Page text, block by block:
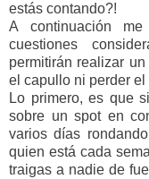
estás contando?!
A continuación
cuestiones
permitirán realizar
el capullo ni perder
Lo primero, es que
sobre un spot en
varios días
quien está cada
traigas a nadie de